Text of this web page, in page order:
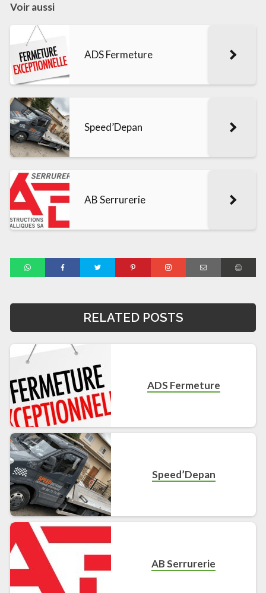
Voir aussi
ADS Fermeture
Speed’Depan
AB Serrurerie
RELATED POSTS
ADS Fermeture
Speed’Depan
AB Serrurerie